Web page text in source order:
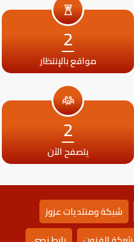
2
مواقع بالإنتظار
2
يتصفح الآن
شبكة ومنتديات عزوز